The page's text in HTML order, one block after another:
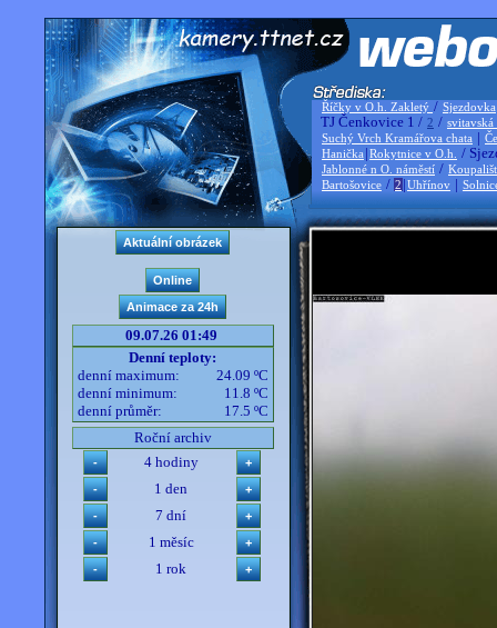
Říčky v O.h. Zakletý / Sjezdovka
TJ Čenkovice 1 / 2 / svitavská
Suchý Vrch Kramářova chata |
Hanička |Rokytnice v O.h. /
Jablonné n O. náměstí /
Bartošovice / 2 |Uhřínov |
09.07.26 01:49
Denní teploty:
denní maximum:
24.09 ºC
denní minimum:
11.8 ºC
denní průměr:
17.5 ºC
Roční archiv
4 hodiny
1 den
7 dní
1 měsíc
1 rok